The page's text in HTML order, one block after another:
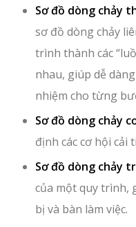
Sơ đồ dòng chảy
sơ đồ dòng chảy
trình thành các
nhau, giúp dễ
nhiệm cho từng
Sơ đồ dòng chảy
định các cơ hội
Sơ đồ dòng chảy
của một quy trình,
bị và bàn làm việc.